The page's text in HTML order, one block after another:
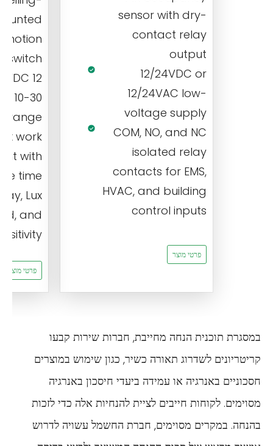
sensor with dry-
contact relay
output
12/24VDC or
12/24VAC low-
voltage supply
COM, NO, and NC
isolated relay
contacts for EMS,
HVAC, and building
control inputs
פרטי מוצר
motion
switch
VDC
10-30
range
work
with
time
Lux
and
פרטי מוצר
במסגרת תוכנית הנחה מחייבת, חברות שירות קבעו
קריטריונים לשדרוג תאורה כשיר, כגון שימוש במוצרים
חסכוניים באנרגיה או עמידה ביעדי חיסכון באנרגיה
מסוימים. לקוחות חייבים לציית להנחיות אלה כדי לזכות
בהנחה. במקרים מסוימים, חברת החשמל עשויה לדרוש